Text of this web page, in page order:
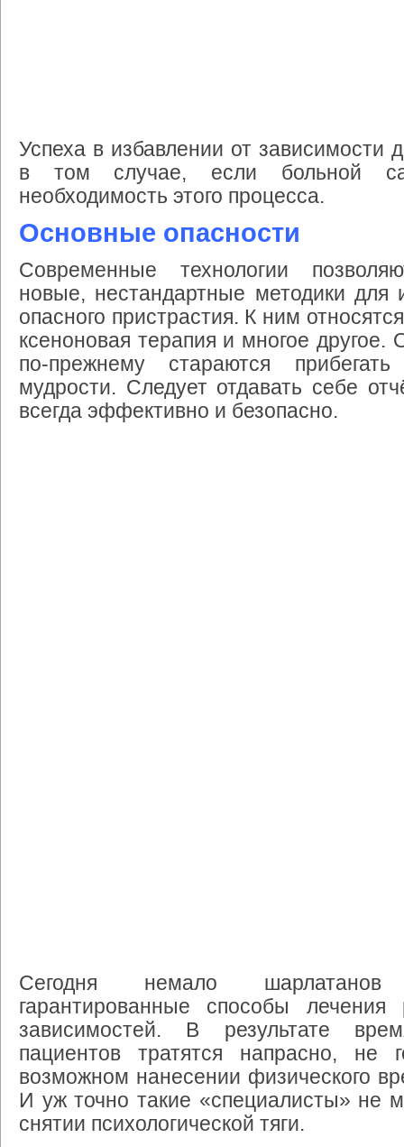
Успеха в избавлении от зависимости
в том случае, если больной
необходимость этого процесса.
Основные опасности
Современные технологии
новые, нестандартные методики для
опасного пристрастия. К ним
ксеноновая терапия и многое другое.
по-прежнему стараются
мудрости. Следует отдавать себе
всегда эффективно и безопасно.
Сегодня немало шарлатанов
гарантированные способы лечения
зависимостей. В результате
пациентов тратятся напрасно, не
возможном нанесении физического
И уж точно такие «специалисты» не
снятии психологической тяги.